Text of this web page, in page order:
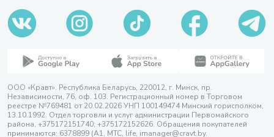
ООО «Кравт». Республика Беларусь, 220012, г. Минск, пр.
Независимости, 76, оф. 103. Регистрационный номер в Торговом
реестре №769481 от 20.02.2026 УНП 100149474 Минский горисполком,
13.10.1992. Отдел торговли и услуг администрации Первомайского
района, +375172151740; +375172152626. Обращения покупателей
принимаются: 6378899 (А1, МТС, life, imanager@cravt.by.